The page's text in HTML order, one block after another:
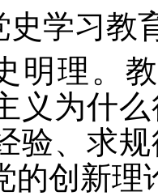
学习教
明理。
义为什
验、求
的创新